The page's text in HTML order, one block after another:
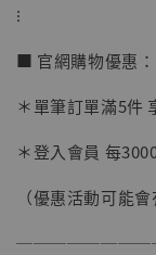
⁝
■ 官網購物優惠：
＊單筆訂單滿5件
＊登入會員 每
（優惠活動可能